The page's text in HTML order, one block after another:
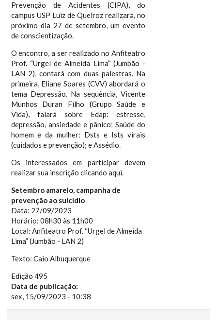
Prevenção de Acidentes (CIPA), do
campus USP Luiz de Queiroz realizará, no
próximo dia 27 de setembro, um evento
de conscientização.
O encontro, a ser realizado no Anfiteatro
Prof. “Urgel de Almeida Lima” (Jumbão -
LAN 2), contará com duas palestras. Na
primeira, Eliane Soares (CVV) abordará o
tema Depressão. Na sequência, Vicente
Munhos Duran Filho (Grupo Saúde e
Vida), falará sobre Edap: estresse,
depressão, ansiedade e pânico; Saúde do
homem e da mulher: Dsts e Ists virais
(cuidados e prevenção); e Assédio.
Os interessados em participar devem
realizar sua inscrição clicando aqui.
Setembro amarelo, campanha de
prevenção ao suicídio
Data: 27/09/2023
Horário: 08h30 às 11h00
Local: Anfiteatro Prof. “Urgel de Almeida
Lima” (Jumbão - LAN 2)
Texto: Caio Albuquerque
Edição 495
Data de publicação:
sex, 15/09/2023 - 10:38